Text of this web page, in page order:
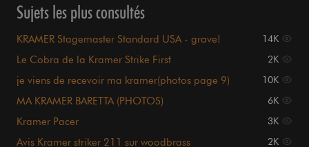
Sujets les plus consultés
KRAMER Stagemaster Standard USA - grave! 14K
Le Cobra de la Kramer Strike First 2K
je viens de recevoir ma kramer(photos page 9) 10K
MA KRAMER BARETTA (PHOTOS) 6K
Kramer Pacer 3K
Avis Kramer striker 211 sur woodbrass 2K